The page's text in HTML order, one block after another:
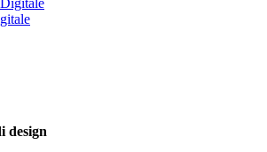
design